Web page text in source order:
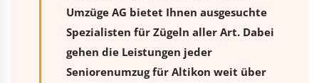
Umzüge AG bietet Ihnen ausgesuchte
Spezialisten für Zügeln aller Art. Dabei
gehen die Leistungen jeder
Seniorenumzug für Altikon weit über